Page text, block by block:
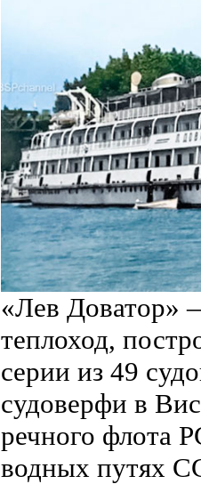
«Лев Доватор»
теплоход,
серии из 49
судоверфи в
речного флота
водных путях